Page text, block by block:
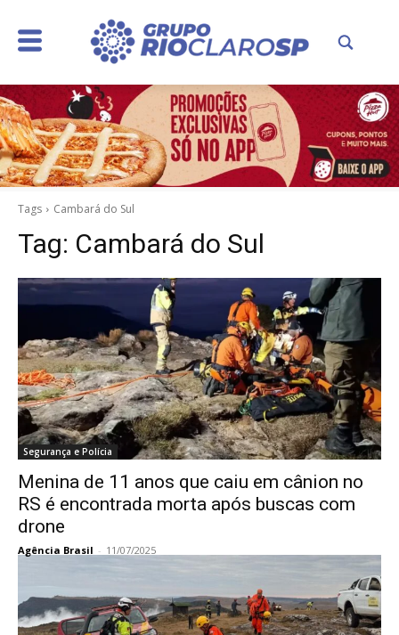
Tags Cambará do Sul
Tag: Cambará do Sul
Segurança e Polícia
Menina de 11 anos que caiu em cânion no
RS é encontrada morta após buscas com
drone
Agência Brasil - 11/07/2025